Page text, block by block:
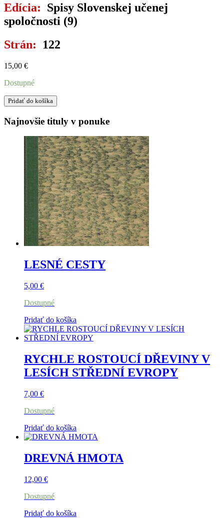
Edícia: Spisy Slovenskej učenej
spoločnosti (9)
Strán: 122
15,00 €
Dostupné
množstvo
TEÓRIA
VEDY
Pridať do košíka
Najnovšie tituly v ponuke
LESNÉ CESTY
5,00 €
Dostupné
Pridať do košíka
RYCHLE ROSTOUCÍ DŘEVINY V
LESÍCH STŘEDNÍ EVROPY
7,00 €
Dostupné
Pridať do košíka
DREVNÁ HMOTA
12,00 €
Dostupné
Pridať do košíka